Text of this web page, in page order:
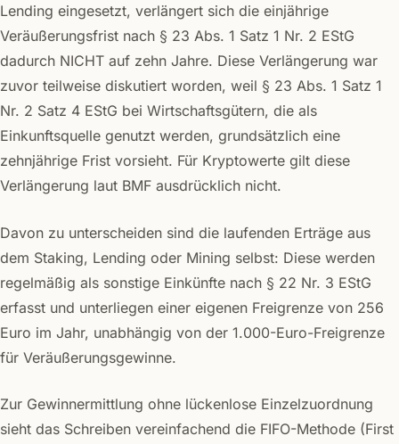
Lending eingesetzt, verlängert sich die einjährige
Veräußerungsfrist nach § 23 Abs. 1 Satz 1 Nr. 2 EStG
dadurch NICHT auf zehn Jahre. Diese Verlängerung war
zuvor teilweise diskutiert worden, weil § 23 Abs. 1 Satz 1
Nr. 2 Satz 4 EStG bei Wirtschaftsgütern, die als
Einkunftsquelle genutzt werden, grundsätzlich eine
zehnjährige Frist vorsieht. Für Kryptowerte gilt diese
Verlängerung laut BMF ausdrücklich nicht.
Davon zu unterscheiden sind die laufenden Erträge aus
dem Staking, Lending oder Mining selbst: Diese werden
regelmäßig als sonstige Einkünfte nach § 22 Nr. 3 EStG
erfasst und unterliegen einer eigenen Freigrenze von 256
Euro im Jahr, unabhängig von der 1.000-Euro-Freigrenze
für Veräußerungsgewinne.
Zur Gewinnermittlung ohne lückenlose Einzelzuordnung
sieht das Schreiben vereinfachend die FIFO-Methode (First